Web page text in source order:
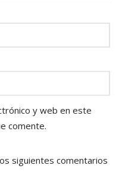
y web en este
comente.
siguientes comentarios